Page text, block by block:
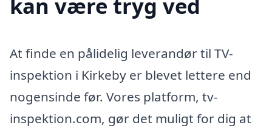
kan være tryg ved
At finde en pålidelig leverandør til TV-
inspektion i Kirkeby er blevet lettere end
nogensinde før. Vores platform, tv-
inspektion.com, gør det muligt for dig at